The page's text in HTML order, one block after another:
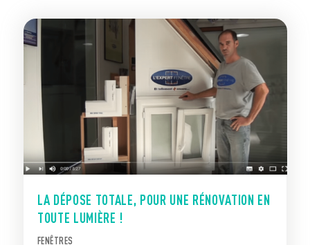
LA DÉPOSE TOTALE, POUR UNE RÉNOVATION EN
TOUTE LUMIÈRE !
FENÊTRES